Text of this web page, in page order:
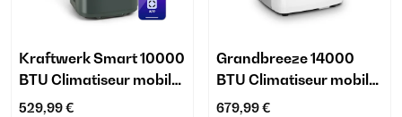
Kraftwerk Smart 10000
BTU Climatiseur mobile
Anthracite
529,99 €
Grandbreeze 14000
BTU Climatiseur mobile
Blanc
679,99 €